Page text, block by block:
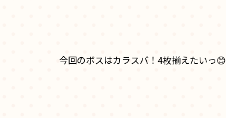
今回のボスはカラスバ！4枚揃えたいっ😊